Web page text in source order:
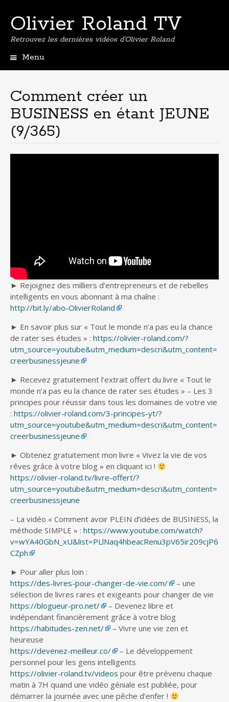
Olivier Roland TV
Retrouvez les dernières vidéos d'Olivier Roland
Menu
principal
Comment créer un
BUSINESS en étant JEUNE
(9/365)
► Rejoignez des milliers d’entrepreneurs et de rebelles
intelligents en vous abonnant à ma chaîne :
http://bit.ly/abo-OlivierRoland
► En savoir plus sur « Tout le monde n’a pas eu la chance
de rater ses études » : https://olivier-roland.com/?
utm_source=youtube&utm_medium=descri&utm_content=
creerbusinessjeune
► Recevez gratuitement l’extrait offert du livre « Tout le
monde n’a pas eu la chance de rater ses études » – Les 3
principes pour réussir dans tous les domaines de votre vie
: https://olivier-roland.com/3-principes-yt/?
utm_source=youtube&utm_medium=descri&utm_content=
creerbusinessjeune
► Obtenez gratuitement mon livre « Vivez la vie de vos
rêves grâce à votre blog » en cliquant ici !
https://olivier-roland.tv/livre-offert/?
utm_source=youtube&utm_medium=descri&utm_content=
creerbusinessjeune
– La vidéo « Comment avoir PLEIN d’idées de BUSINESS, la
méthode SIMPLE » : https://www.youtube.com/watch?
v=wYA40GbN_xU&list=PLlNaq4hbeacRenu3pV65ir209cjP6
CZph
► Pour aller plus loin :
https://des-livres-pour-changer-de-vie.com/
– une
sélection de livres rares et exigeants pour changer de vie
https://blogueur-pro.net/
– Devenez libre et
indépendant financièrement grâce à votre blog
https://habitudes-zen.net/
– Vivre une vie zen et
heureuse
https://devenez-meilleur.co/
– Le développement
personnel pour les gens intelligents
https://olivier-roland.tv/videos pour être prévenu chaque
matin à 7H quand une vidéo géniale est publiée, pour
démarrer la journée avec une pêche d’enfer !